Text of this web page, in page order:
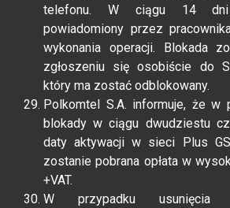
telefonu. W ciągu 14
powiadomiony przez
wykonania operacji. Blokada
zgłoszeniu się osobiście do
który ma zostać odblokowany.
Polkomtel S.A. informuje, że w
blokady w ciągu dwudziestu
daty aktywacji w sieci Plus
zostanie pobrana opłata w
+VAT.
W przypadku usunięcia